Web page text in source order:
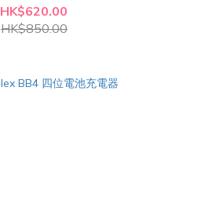
HK$620.00
HK$850.00